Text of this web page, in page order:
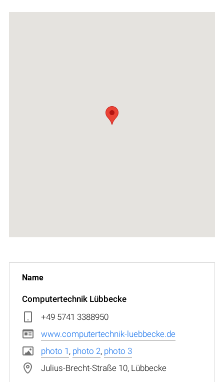
Computertechnik Lübbecke
+49 5741 3388950
www.computertechnik-luebbecke.de
photo 1 , photo 2, photo 3
Julius-Brecht-Straße 10, Lübbecke